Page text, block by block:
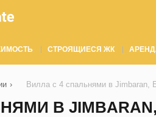
СТРОЯЩИЕСЯ ЖК
› Вилла с 4 спальнями в Jimbaran,
В